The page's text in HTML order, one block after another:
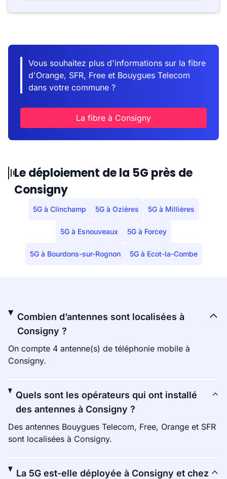
Vous souhaitez plus d'informations sur la fibre
d'Orange, SFR, Free et Bouygues Telecom
dans votre commune ?
La fibre à Consigny
Le déploiement de la 5G près de
Consigny
5G à Clinchamp 5G à Ozières 5G à Millières
5G à Esnouveaux 5G à Forcey
5G à Bourdons-sur-Rognon 5G à Ecot-la-Combe
Combien d’antennes sont localisées à
Consigny ?
On compte 4 antenne(s) de téléphonie mobile à
Consigny.
Quels sont les opérateurs qui ont installé
des antennes à Consigny ?
Des antennes Bouygues Telecom, Free, Orange et SFR
sont localisées à Consigny.
La 5G est-elle déployée à Consigny et chez